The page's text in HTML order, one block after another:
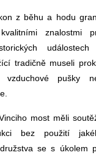
z běhu a hodu
znalostmi
událostech
tradičně museli
pušky
most měli
bez použití
se s úkolem